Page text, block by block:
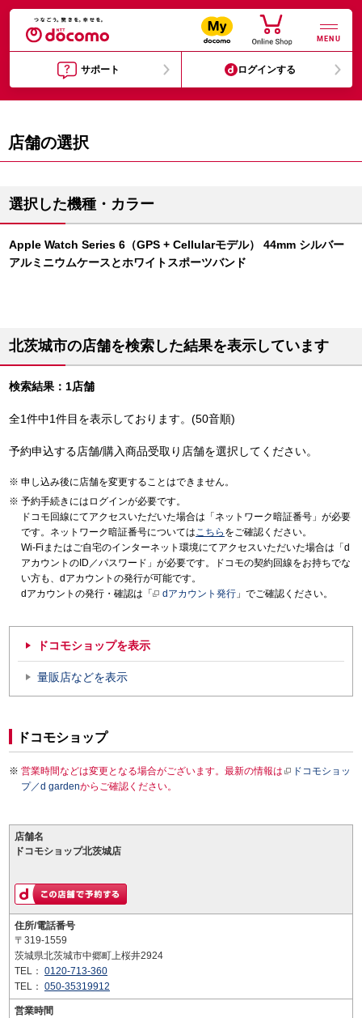
MENU
サポート ログインする
店舗の選択
選択した機種・カラー
Apple Watch Series 6（GPS + Cellularモデル） 44mm シルバー
アルミニウムケースとホワイトスポーツバンド
北茨城市の店舗を検索した結果を表示しています
検索結果：1店舗
全1件中1件目を表示しております。(50音順)
予約申込する店舗/購入商品受取り店舗を選択してください。
申し込み後に店舗を変更することはできません。
予約手続きにはログインが必要です。
ドコモ回線にてアクセスいただいた場合は「ネットワーク暗証番号」が必要
です。ネットワーク暗証番号についてはこちら をご確認ください。
Wi-Fiまたはご自宅のインターネット環境にてアクセスいただいた場合は「d
アカウントのID／パスワード」が必要です。ドコモの契約回線をお持ちでな
い方も、dアカウントの発行が可能です。
dアカウントの発行・確認は「
dアカウント発行 」でご確認ください。
ドコモショップを表示
量販店などを表示
ドコモショップ
営業時間などは変更となる場合がございます。最新の情報は
ドコモショッ
プ／d gardenからご確認ください。
店舗名
ドコモショップ北茨城店
住所/電話番号
〒319-1559
茨城県北茨城市中郷町上桜井2924
TEL： 0120-713-360
TEL： 050-35319912
営業時間